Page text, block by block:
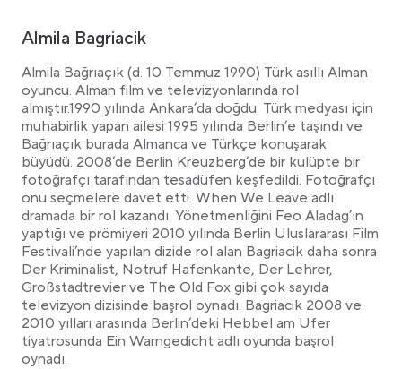
Almila Bagriacik
Almila Bağrıaçık (d. 10 Temmuz 1990) Türk asıllı Alman
oyuncu. Alman film ve televizyonlarında rol
almıştır.1990 yılında Ankara’da doğdu. Türk medyası için
muhabirlik yapan ailesi 1995 yılında Berlin’e taşındı ve
Bağrıaçık burada Almanca ve Türkçe konuşarak
büyüdü. 2008’de Berlin Kreuzberg’de bir kulüpte bir
fotoğrafçı tarafından tesadüfen keşfedildi. Fotoğrafçı
onu seçmelere davet etti. When We Leave adlı
dramada bir rol kazandı. Yönetmenliğini Feo Aladag’ın
yaptığı ve prömiyeri 2010 yılında Berlin Uluslararası Film
Festivali’nde yapılan dizide rol alan Bagriacik daha sonra
Der Kriminalist, Notruf Hafenkante, Der Lehrer,
Großstadtrevier ve The Old Fox gibi çok sayıda
televizyon dizisinde başrol oynadı. Bagriacik 2008 ve
2010 yılları arasında Berlin’deki Hebbel am Ufer
tiyatrosunda Ein Warngedicht adlı oyunda başrol
oynadı.